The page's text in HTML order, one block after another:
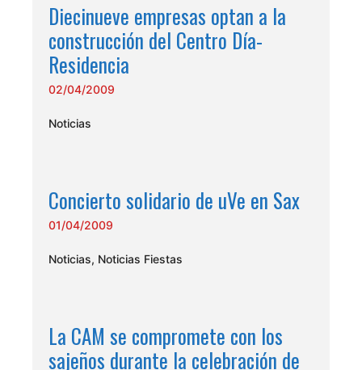
Diecinueve empresas optan a la
construcción del Centro Día-
Residencia
02/04/2009
Noticias
Concierto solidario de uVe en Sax
01/04/2009
Noticias, Noticias Fiestas
La CAM se compromete con los
sajeños durante la celebración de